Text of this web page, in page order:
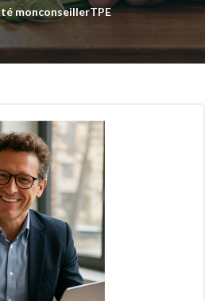
Contact
monconseillerTPE